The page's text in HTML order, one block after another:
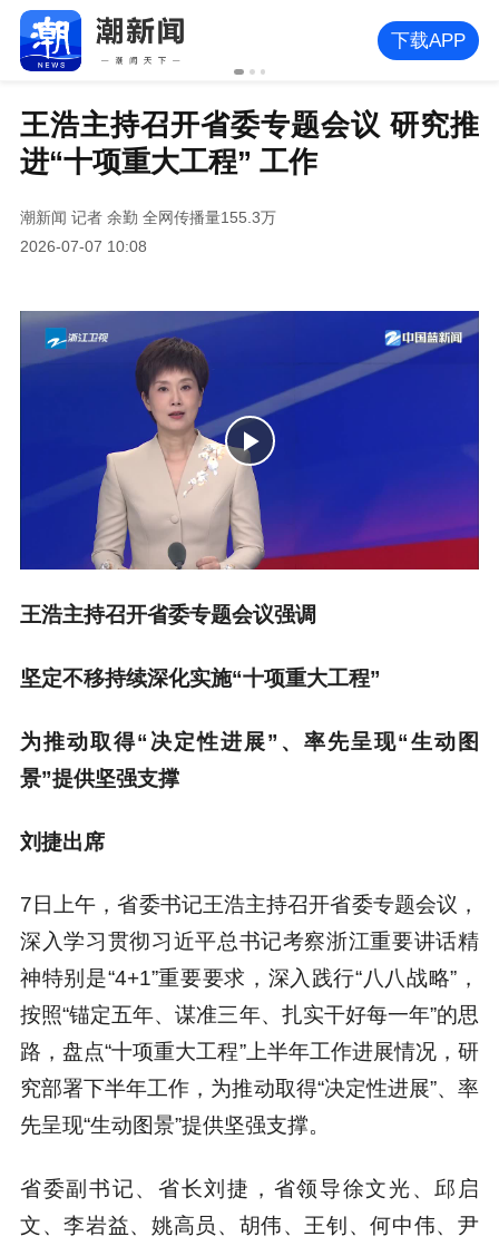
下载APP
王浩主持召开省委专题会议 研究推
进“十项重大工程” 工作
潮新闻 记者 余勤 全网传播量155.3万
2026-07-07 10:08
王浩主持召开省委专题会议强调
坚定不移持续深化实施“十项重大工程”
为推动取得“决定性进展”、率先呈现“生动图
景”提供坚强支撑
刘捷出席
7日上午，省委书记王浩主持召开省委专题会议，
深入学习贯彻习近平总书记考察浙江重要讲话精
神特别是“4+1”重要要求，深入践行“八八战略”，
按照“锚定五年、谋准三年、扎实干好每一年”的思
路，盘点“十项重大工程”上半年工作进展情况，研
究部署下半年工作，为推动取得“决定性进展”、率
先呈现“生动图景”提供坚强支撑。
省委副书记、省长刘捷，省领导徐文光、邱启
文、李岩益、姚高员、胡伟、王钊、何中伟、尹